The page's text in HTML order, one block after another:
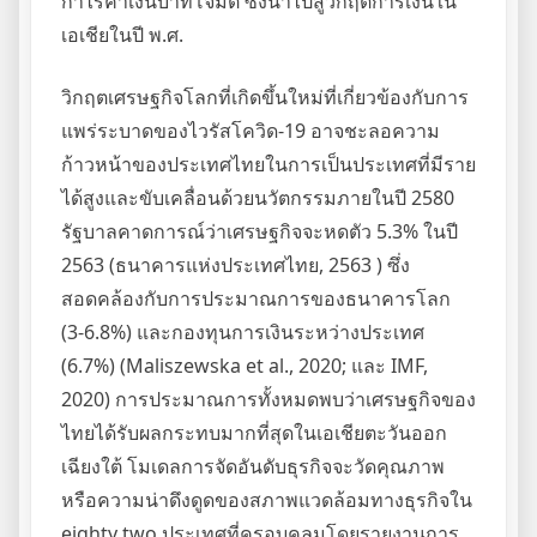
เอเชียในปี พ.ศ.
วิกฤตเศรษฐกิจโลกที่เกิดขึ้นใหม่ที่เกี่ยวข้องกับการ
แพร่ระบาดของไวรัสโควิด-19 อาจชะลอความ
ก้าวหน้าของประเทศไทยในการเป็นประเทศที่มีราย
ได้สูงและขับเคลื่อนด้วยนวัตกรรมภายในปี 2580
รัฐบาลคาดการณ์ว่าเศรษฐกิจจะหดตัว 5.3% ในปี
2563 (ธนาคารแห่งประเทศไทย, 2563 ) ซึ่ง
สอดคล้องกับการประมาณการของธนาคารโลก
(3-6.8%) และกองทุนการเงินระหว่างประเทศ
(6.7%) (Maliszewska et al., 2020; และ IMF,
2020) การประมาณการทั้งหมดพบว่าเศรษฐกิจของ
ไทยได้รับผลกระทบมากที่สุดในเอเชียตะวันออก
เฉียงใต้ โมเดลการจัดอันดับธุรกิจจะวัดคุณภาพ
หรือความน่าดึงดูดของสภาพแวดล้อมทางธุรกิจใน